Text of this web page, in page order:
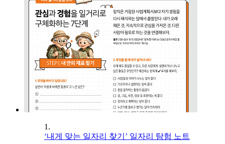
1.
‘내게 맞는 일자리 찾기’ 일자리 탐험 노트